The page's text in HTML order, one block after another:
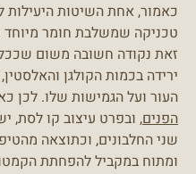
כאמור, אחת השיטות היעילות
טכניקה שמשלבת חומר מיוחד
זאת נקודה חשובה משום
ירידה בכמות הקולגן
העור ועל הגמישות שלו. לכן
הפנים, ובפרט עיצוב קו לסת,
שני החלבונים, וכתוצאה
ומתוח במקביל להפחתת